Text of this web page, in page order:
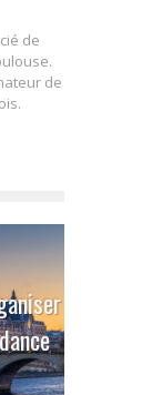
de
de